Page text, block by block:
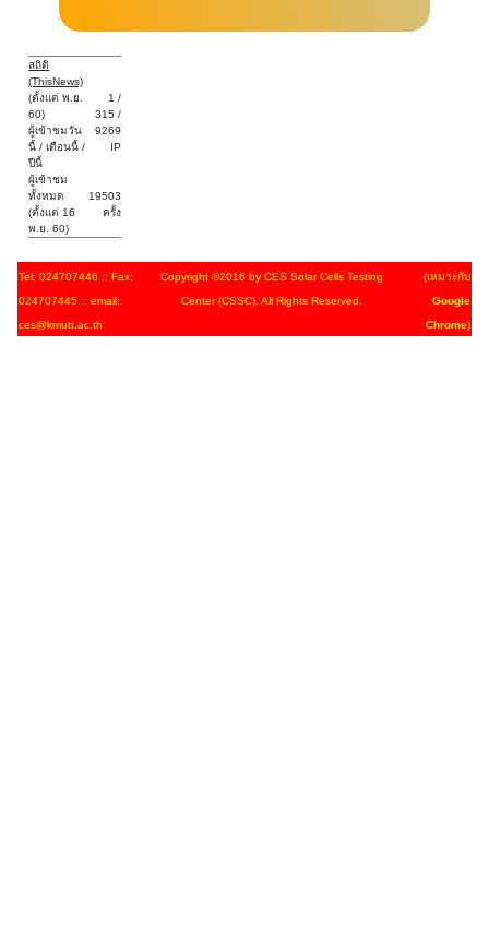
สถิติ
(ThisNews)
(ตั้งแต่ พ.ย.
60)
ผู้เข้าชมวัน
นี้ / เดือนนี้ /
ปีนี้
1 /
315 /
9269
IP
ผู้เข้าชม
ทั้งหมด
(ตั้งแต่ 16
พ.ย. 60)
19503
ครั้ง
Tel: 024707446 :: Fax:
024707445 :: email:
ces@kmutt.ac.th
Copyright ©2016 by CES Solar Cells Testing
Center (CSSC). All Rights Reserved.
(เหมาะกับ
Google
Chrome)